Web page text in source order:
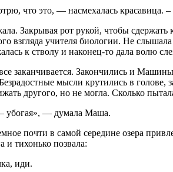
что это, — насмехалась красавица.
Закрывая рот рукой, чтобы сдержать
взгляда учителя биологии. Не
к стволу и наконец-то дала волю
заканчивается. Закончились и
мысли крутились в голове,
другого, но не могла. Сколько
убогая», — думала Маша.
почти в самой середине озера
и тихонько позвала:
иди.